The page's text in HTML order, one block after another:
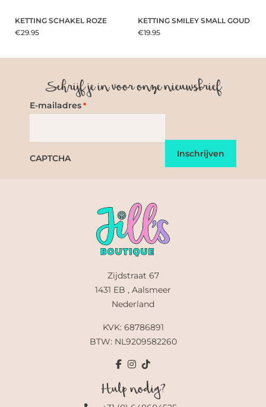
KETTING SCHAKEL ROZE
€29.95
KETTING SMILEY SMALL GOUD
€19.95
Schrijf je in voor onze nieuwsbrief
E-mailadres *
CAPTCHA
Zijdstraat 67
1431 EB , Aalsmeer
Nederland
KVK: 68786891
BTW: NL9209582260
Hulp nodig?